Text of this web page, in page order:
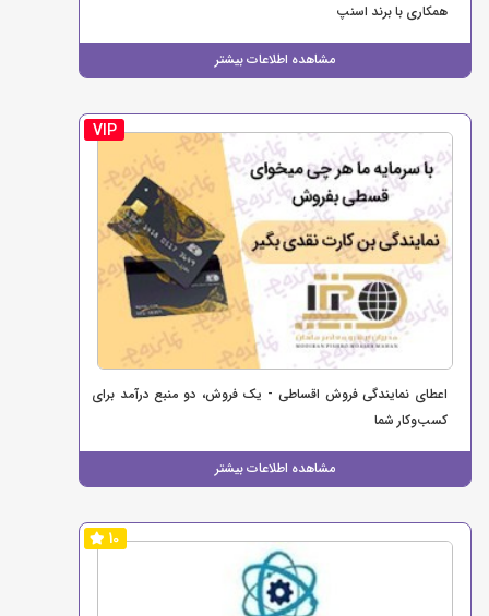
همکاری با برند اسنپ
مشاهده اطلاعات بیشتر
VIP
اعطای نمایندگی فروش اقساطی - یک فروش، دو منبع درآمد برای
کسب‌وکار شما
مشاهده اطلاعات بیشتر
10